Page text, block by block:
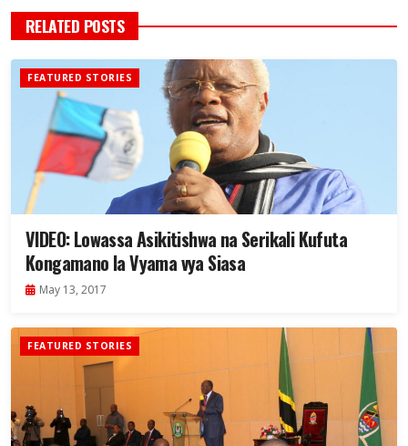
RELATED POSTS
FEATURED STORIES
VIDEO: Lowassa Asikitishwa na Serikali Kufuta
Kongamano la Vyama vya Siasa
May 13, 2017
FEATURED STORIES